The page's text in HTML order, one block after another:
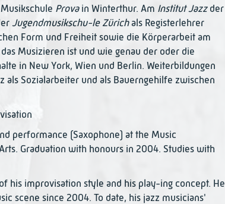
Provain Winterthur. Am Institut Jazzder
Jugendmusikschu-le Zürichals Registerlehrer
Form und Freiheit sowie die Körperarbeit am
Musizieren ist und wie genau der oder die
in New York, Wien und Berlin. Weiterbildungen
als Sozialarbeiter und als Bauerngehilfe zwischen
performance (Saxophone) at the Music
Graduation with honours in 2004. Studies with
his improvisation style and his play-ing concept. He
scene since 2004. To date, his jazz musicians'